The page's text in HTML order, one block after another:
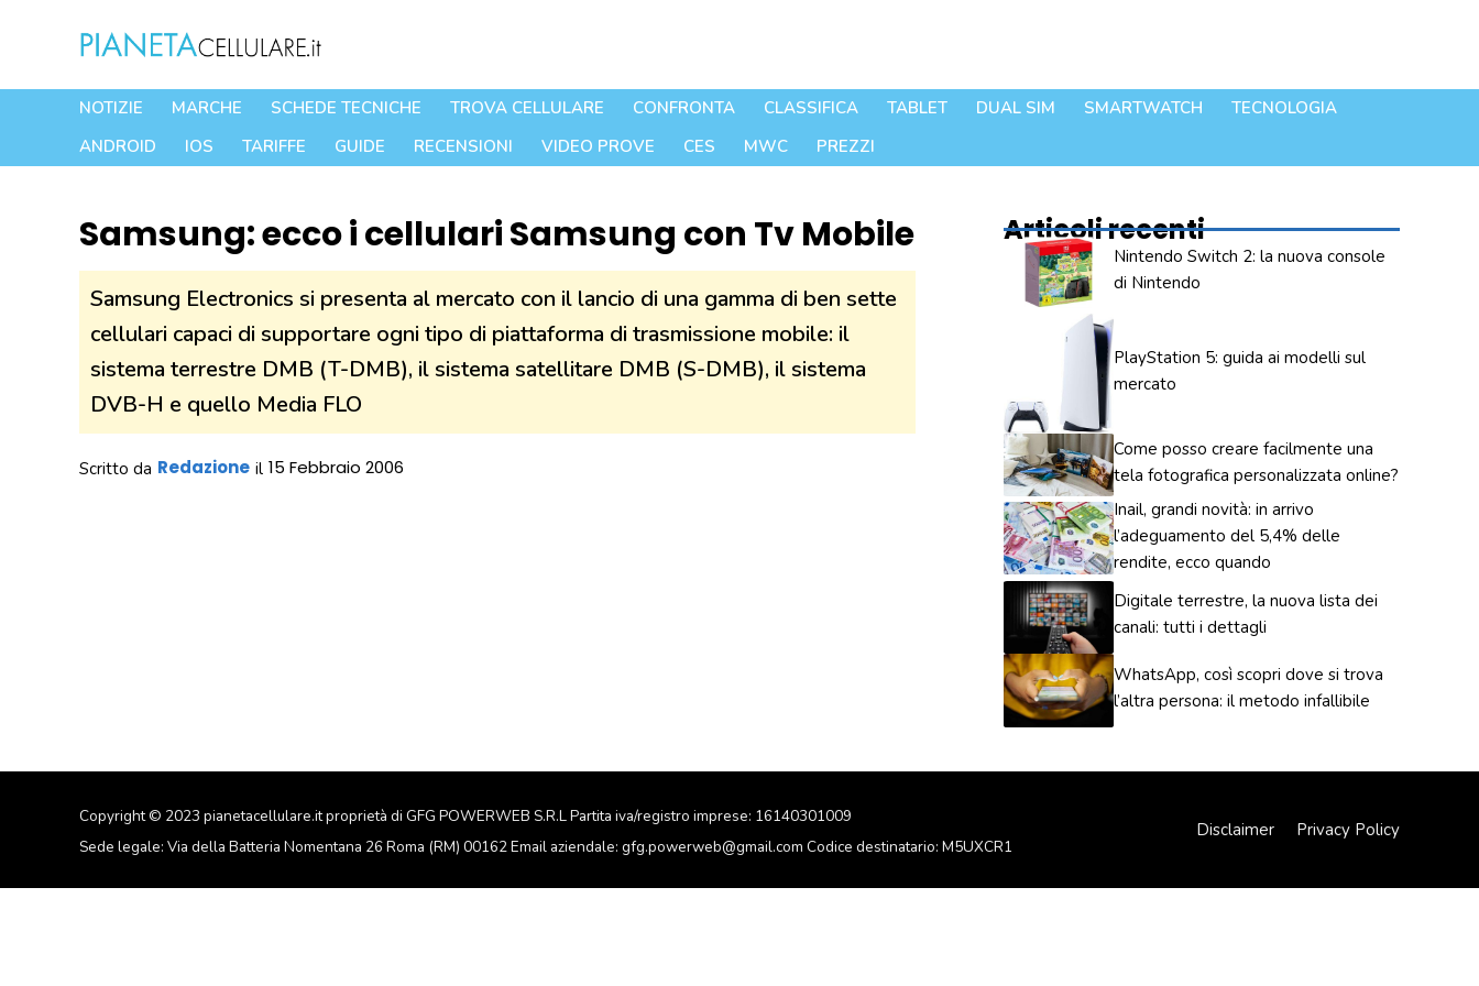
contenuto
NOTIZIE MARCHE SCHEDE TECNICHE TROVA CELLULARE CONFRONTA CLASSIFICA TABLET DUAL SIM SMARTWATCH
TECNOLOGIA
ANDROID
IOS TARIFFE GUIDE RECENSIONI VIDEO PROVE CES MWC PREZZI
Samsung: ecco i cellulari Samsung con Tv Mobile
Samsung Electronics si presenta al mercato con il lancio di una gamma di ben sette
cellulari capaci di supportare ogni tipo di piattaforma di trasmissione mobile: il
sistema terrestre DMB (T-DMB), il sistema satellitare DMB (S-DMB), il sistema
DVB-H e quello Media FLO
Scritto da Redazione il 15 Febbraio 2006
Articoli recenti
Nintendo Switch 2: la nuova console
di Nintendo
PlayStation 5: guida ai modelli sul
mercato
Come posso creare facilmente una
tela fotografica personalizzata online?
Inail, grandi novità: in arrivo
l’adeguamento del 5,4% delle
rendite, ecco quando
Digitale terrestre, la nuova lista dei
canali: tutti i dettagli
WhatsApp, così scopri dove si trova
l’altra persona: il metodo infallibile
Copyright © 2023 pianetacellulare.it proprietà di GFG POWERWEB S.R.L Partita iva/registro imprese: 16140301009
Sede legale: Via della Batteria Nomentana 26 Roma (RM) 00162 Email aziendale: gfg.powerweb@gmail.com Codice destinatario: M5UXCR1
Disclaimer Privacy Policy